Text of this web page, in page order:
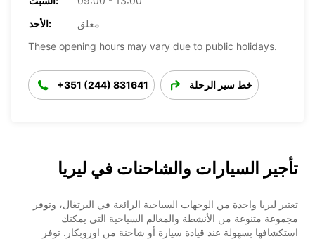
الأحد:
مغلق
These opening hours may vary due to public holidays.
+351 (244) 831641 خط سير الرحلة
تأجير السيارات والشاحنات في ليريا
تعتبر ليريا واحدة من الوجهات السياحية الرائعة في البرتغال، وتوفر
مجموعة متنوعة من الأنشطة والمعالم السياحية التي يمكنك
استكشافها بسهولة عند قيادة سيارة أو شاحنة من اوروبكار. توفر